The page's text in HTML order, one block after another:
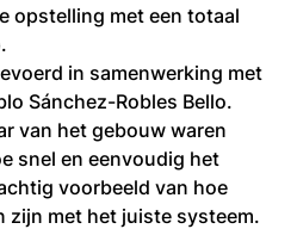
opstelling met een totaal
in samenwerking met
Sánchez-Robles Bello.
van het gebouw waren
snel en eenvoudig het
voorbeeld van hoe
zijn met het juiste systeem.